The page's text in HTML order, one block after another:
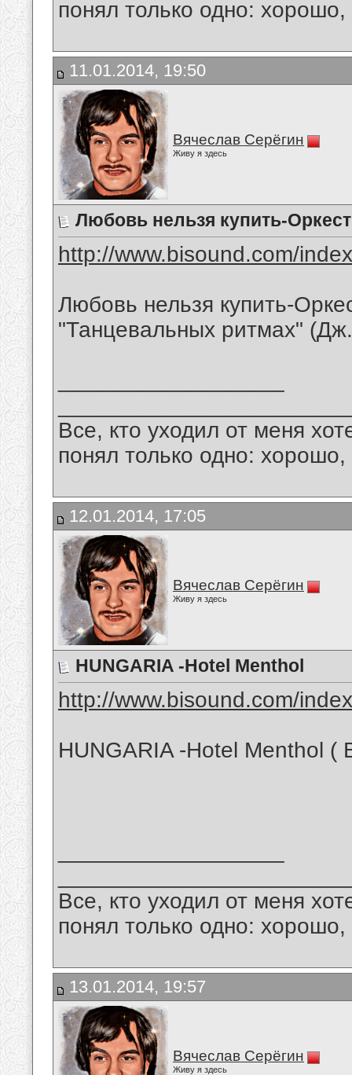
понял только одно:
11.01.2014, 19:50
Вячеслав Серёгин
Живу я здесь
Любовь нельзя купить-
http://www.bisound.com/
Любовь нельзя купить-
"Танцевальных ритмах"
Все, кто уходил от меня
понял только одно:
12.01.2014, 17:05
Вячеслав Серёгин
Живу я здесь
HUNGARIA -Hotel Menthol
http://www.bisound.com/
HUNGARIA -Hotel Menthol (
Все, кто уходил от меня
понял только одно:
13.01.2014, 19:57
Вячеслав Серёгин
Живу я здесь